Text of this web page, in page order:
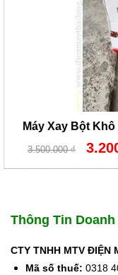
Máy Xay Bột Khô
3.500.000₫
Giá
gốc
Thông Tin
CTY TNHH MTV ĐIỆN
Mã số thuế: 0318